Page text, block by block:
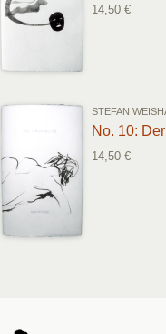
14,50 €
STEFAN
No. 10:
14,50 €